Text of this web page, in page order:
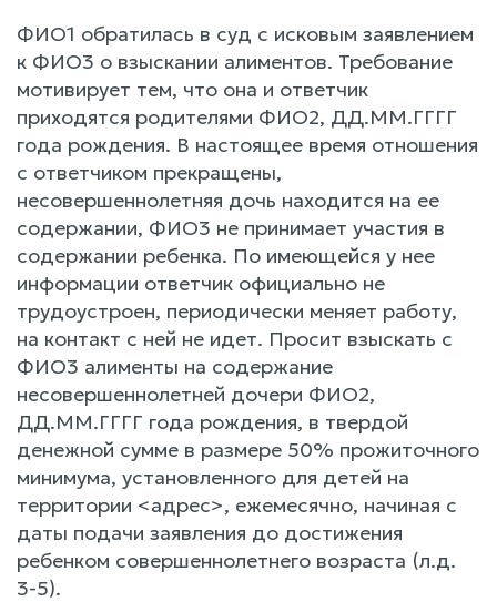
ФИО1 обратилась в суд с исковым заявлением
к ФИО3 о взыскании алиментов. Требование
мотивирует тем, что она и ответчик
приходятся родителями ФИО2, ДД.ММ.ГГГГ
года рождения. В настоящее время отношения
с ответчиком прекращены,
несовершеннолетняя дочь находится на ее
содержании, ФИО3 не принимает участия в
содержании ребенка. По имеющейся у нее
информации ответчик официально не
трудоустроен, периодически меняет работу,
на контакт с ней не идет. Просит взыскать с
ФИО3 алименты на содержание
несовершеннолетней дочери ФИО2,
ДД.ММ.ГГГГ года рождения, в твердой
денежной сумме в размере 50% прожиточного
минимума, установленного для детей на
территории <адрес>, ежемесячно, начиная с
даты подачи заявления до достижения
ребенком совершеннолетнего возраста (л.д.
3-5).